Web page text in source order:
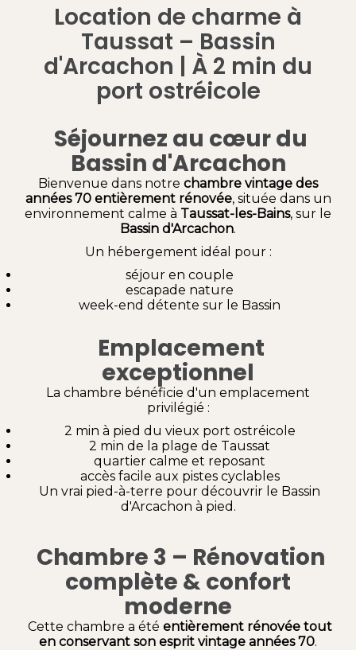
Location de charme à
Taussat – Bassin
d'Arcachon | À 2 min du
port ostréicole
Séjournez au cœur du
Bassin d'Arcachon
Bienvenue dans notre chambre vintage des
années 70 entièrement rénovée, située dans un
environnement calme à Taussat-les-Bains, sur le
Bassin d'Arcachon.
Un hébergement idéal pour :
séjour en couple
escapade nature
week-end détente sur le Bassin
Emplacement
exceptionnel
La chambre bénéficie d'un emplacement
privilégié :
2 min à pied du vieux port ostréicole
2 min de la plage de Taussat
quartier calme et reposant
accès facile aux pistes cyclables
Un vrai pied-à-terre pour découvrir le Bassin
d'Arcachon à pied.
Chambre 3 – Rénovation
complète & confort
moderne
Cette chambre a été entièrement rénovée tout
en conservant son esprit vintage années 70.